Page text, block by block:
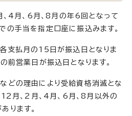
4月、6月、8月の年6回となって
の手当を指定口座に振込みます。
支払月の15日が振込日となりま
前営業日が振込日となります。
どの理由により受給資格消滅とな
月、2月、4月、6月、8月以外の
ります。